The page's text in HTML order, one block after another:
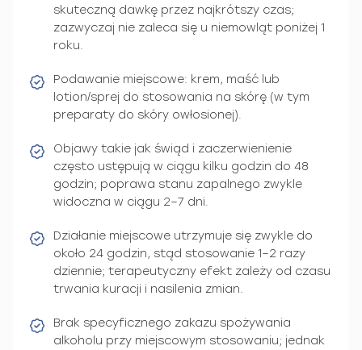
skuteczną dawkę przez najkrótszy czas;
zazwyczaj nie zaleca się u niemowląt poniżej 1
roku.
Podawanie miejscowe: krem, maść lub
lotion/sprej do stosowania na skórę (w tym
preparaty do skóry owłosionej).
Objawy takie jak świąd i zaczerwienienie
często ustępują w ciągu kilku godzin do 48
godzin; poprawa stanu zapalnego zwykle
widoczna w ciągu 2–7 dni.
Działanie miejscowe utrzymuje się zwykle do
około 24 godzin, stąd stosowanie 1–2 razy
dziennie; terapeutyczny efekt zależy od czasu
trwania kuracji i nasilenia zmian.
Brak specyficznego zakazu spożywania
alkoholu przy miejscowym stosowaniu; jednak